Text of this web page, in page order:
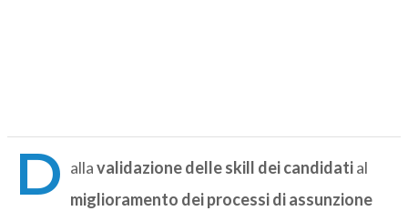
D allavalidazione delle skill dei candidatial
miglioramento dei processi di assunzione